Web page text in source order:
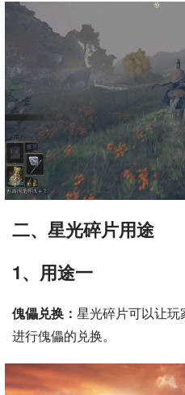
二、星光碎片用途
1、用途一
傀儡兑换： 星光碎片可以让
进行傀儡的兑换。